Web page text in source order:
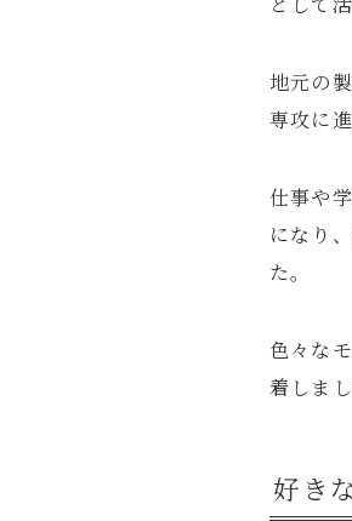
地元の
専攻に進
仕事や
になり
た。
色々な
着しまし
好き